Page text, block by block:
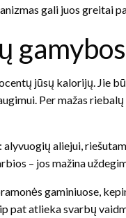
gali juos greitai
jūsų kalorijų. Jie
Per mažas
aliejui,
– jos mažina
gaminiuose,
pat atlieka svarbų